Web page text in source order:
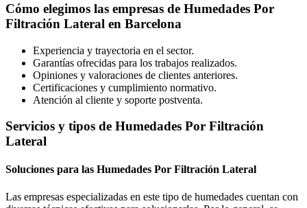
Cómo elegimos las empresas de Humedades Por
Filtración Lateral en Barcelona
Experiencia y trayectoria en el sector.
Garantías ofrecidas para los trabajos realizados.
Opiniones y valoraciones de clientes anteriores.
Certificaciones y cumplimiento normativo.
Atención al cliente y soporte postventa.
Servicios y tipos de Humedades Por Filtración
Lateral
Soluciones para las Humedades Por Filtración Lateral
Las empresas especializadas en este tipo de humedades cuentan con